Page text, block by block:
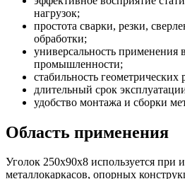
нагрузок;
простота сварки, резки,
обработки;
универсальность применения
промышленности;
стабильность геометрических
длительный срок
удобство монтажа и сборки
Область применения
Уголок 250х90х8 используется при
металлокаркасов, опорных